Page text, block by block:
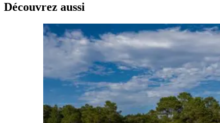
Découvrez aussi